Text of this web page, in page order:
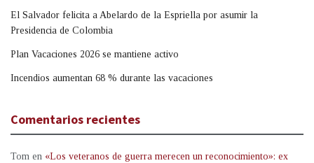
El Salvador felicita a Abelardo de la Espriella por asumir la
Presidencia de Colombia
Plan Vacaciones 2026 se mantiene activo
Incendios aumentan 68 % durante las vacaciones
Comentarios recientes
Tom en «Los veteranos de guerra merecen un reconocimiento»: ex